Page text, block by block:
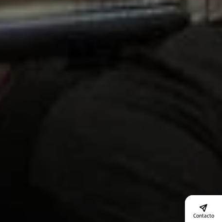
Contacto